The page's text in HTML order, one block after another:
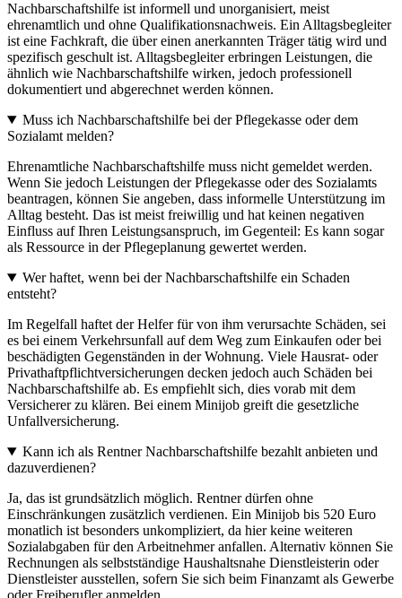
Nachbarschaftshilfe ist informell und unorganisiert, meist
ehrenamtlich und ohne Qualifikationsnachweis. Ein Alltagsbegleiter
ist eine Fachkraft, die über einen anerkannten Träger tätig wird und
spezifisch geschult ist. Alltagsbegleiter erbringen Leistungen, die
ähnlich wie Nachbarschaftshilfe wirken, jedoch professionell
dokumentiert und abgerechnet werden können.
Muss ich Nachbarschaftshilfe bei der Pflegekasse oder dem
Sozialamt melden?
Ehrenamtliche Nachbarschaftshilfe muss nicht gemeldet werden.
Wenn Sie jedoch Leistungen der Pflegekasse oder des Sozialamts
beantragen, können Sie angeben, dass informelle Unterstützung im
Alltag besteht. Das ist meist freiwillig und hat keinen negativen
Einfluss auf Ihren Leistungsanspruch, im Gegenteil: Es kann sogar
als Ressource in der Pflegeplanung gewertet werden.
Wer haftet, wenn bei der Nachbarschaftshilfe ein Schaden
entsteht?
Im Regelfall haftet der Helfer für von ihm verursachte Schäden, sei
es bei einem Verkehrsunfall auf dem Weg zum Einkaufen oder bei
beschädigten Gegenständen in der Wohnung. Viele Hausrat- oder
Privathaftpflichtversicherungen decken jedoch auch Schäden bei
Nachbarschaftshilfe ab. Es empfiehlt sich, dies vorab mit dem
Versicherer zu klären. Bei einem Minijob greift die gesetzliche
Unfallversicherung.
Kann ich als Rentner Nachbarschaftshilfe bezahlt anbieten und
dazuverdienen?
Ja, das ist grundsätzlich möglich. Rentner dürfen ohne
Einschränkungen zusätzlich verdienen. Ein Minijob bis 520 Euro
monatlich ist besonders unkompliziert, da hier keine weiteren
Sozialabgaben für den Arbeitnehmer anfallen. Alternativ können Sie
Rechnungen als selbstständige Haushaltsnahe Dienstleisterin oder
Dienstleister ausstellen, sofern Sie sich beim Finanzamt als Gewerbe
oder Freiberufler anmelden.